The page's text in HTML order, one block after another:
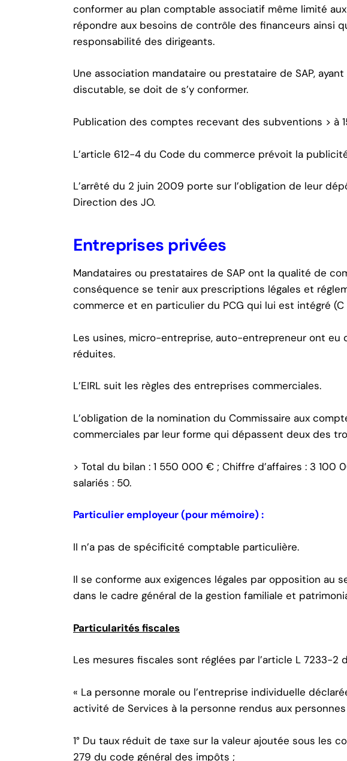
conformer au plan comptable associatif même limité
répondre aux besoins de contrôle des financeurs ainsi
responsabilité des dirigeants.
Une association mandataire ou prestataire de SAP,
discutable, se doit de s’y conformer.
Publication des comptes recevant des subventions > à
L’article 612-4 du Code du commerce prévoit la
L’arrêté du 2 juin 2009 porte sur l’obligation de leur
Direction des JO.
Entreprises privées
Mandataires ou prestataires de SAP ont la qualité de
conséquence se tenir aux prescriptions légales et
commerce et en particulier du PCG qui lui est intégré (C
Les usines, micro-entreprise, auto-entrepreneur ont eu
réduites.
L’EIRL suit les règles des entreprises commerciales.
L’obligation de la nomination du Commissaire aux
commerciales par leur forme qui dépassent deux des
> Total du bilan : 1 550 000 € ; Chiffre d’affaires : 3 100
salariés : 50.
Particulier employeur (pour mémoire) :
II n’a pas de spécificité comptable particulière.
Il se conforme aux exigences légales par opposition au
dans le cadre général de la gestion familiale et
Particularités fiscales
Les mesures fiscales sont réglées par l’article L 7233-2
« La personne morale ou l’entreprise individuelle
activité de Services à la personne rendus aux
1° Du taux réduit de taxe sur la valeur ajoutée sous les
279 du code général des impôts ;